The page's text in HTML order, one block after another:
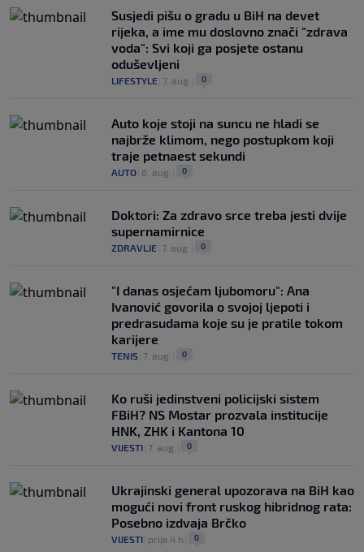
Susjedi pišu o gradu u BiH na devet
rijeka, a ime mu doslovno znači "zdrava
voda": Svi koji ga posjete ostanu
oduševljeni
LIFESTYLE 7. aug. 0
Auto koje stoji na suncu ne hladi se
najbrže klimom, nego postupkom koji
traje petnaest sekundi
AUTO 6. aug. 0
Doktori: Za zdravo srce treba jesti dvije
supernamirnice
ZDRAVLJE 7. aug. 0
"I danas osjećam ljubomoru": Ana
Ivanović govorila o svojoj ljepoti i
predrasudama koje su je pratile tokom
karijere
TENIS 7. aug. 0
Ko ruši jedinstveni policijski sistem
FBiH? NS Mostar prozvala institucije
HNK, ZHK i Kantona 10
VIJESTI 7. aug. 0
Ukrajinski general upozorava na BiH kao
mogući novi front ruskog hibridnog rata:
Posebno izdvaja Brčko
VIJESTI prije 4 h 0